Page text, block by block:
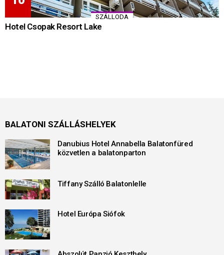
SZÁLLODA
Hotel Csopak Resort Lake
BALATONI SZÁLLÁSHELYEK
Danubius Hotel Annabella Balatonfüred
közvetlen a balatonparton
Tiffany Szálló Balatonlelle
Hotel Európa Siófok